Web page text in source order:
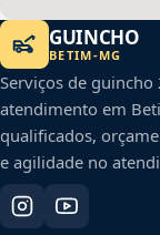
GUINCHO
BETIM-MG
Serviços de
atendimento em
qualificados,
e agilidade no